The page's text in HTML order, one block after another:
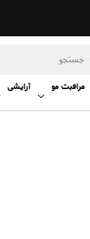
مراقبت مو آرایشی